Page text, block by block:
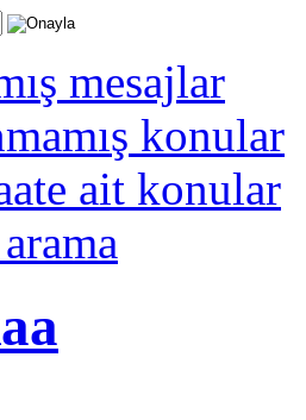
mesajlar
konular
ait konular